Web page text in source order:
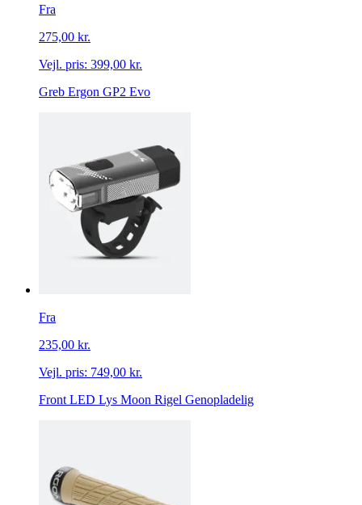
Fra
275,00 kr.
Vejl. pris: 399,00 kr.
Greb Ergon GP2 Evo
Fra
235,00 kr.
Vejl. pris: 749,00 kr.
Front LED Lys Moon Rigel Genopladelig